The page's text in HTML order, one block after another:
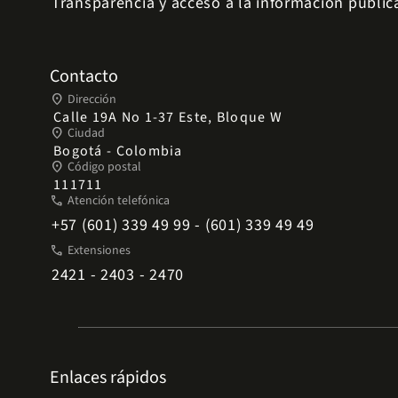
Contacto
place Dirección
Calle 19A No 1-37 Este, Bloque W
place Ciudad
Bogotá - Colombia
place Código postal
111711
phone Atención telefónica
+57 (601) 339 49 99 - (601) 339 49 49
phone Extensiones
2421 - 2403 - 2470
Enlaces rápidos